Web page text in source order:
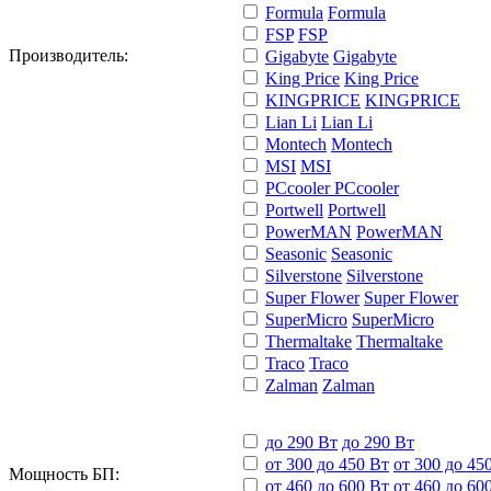
Производитель:
Formula Formula
FSP FSP
Gigabyte Gigabyte
King Price King Price
KINGPRICE KINGPRICE
Lian Li Lian Li
Montech Montech
MSI MSI
PCcoolerPCcooler
Portwell Portwell
PowerMAN PowerMAN
Seasonic Seasonic
Silverstone Silverstone
Super Flower Super Flower
SuperMicro SuperMicro
Thermaltake Thermaltake
Traco Traco
Zalman Zalman
Мощность БП:
до 290 Вт до 290 Вт
от 300 до 450 Вт от 300 до
от 460 до 600 Вт от 460 до